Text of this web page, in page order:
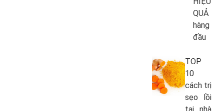
QUẢ
hàng
đầu
TOP
10
cách trị
sẹo lồi